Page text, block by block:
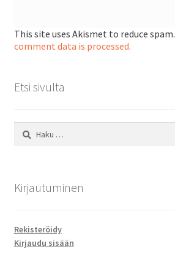
This site uses Akismet to reduce spam.
comment data is processed.
Etsi sivulta
Haku:
Kirjautuminen
Rekisteröidy
Kirjaudu sisään